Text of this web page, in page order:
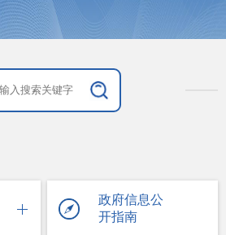
政府信息公
开指南